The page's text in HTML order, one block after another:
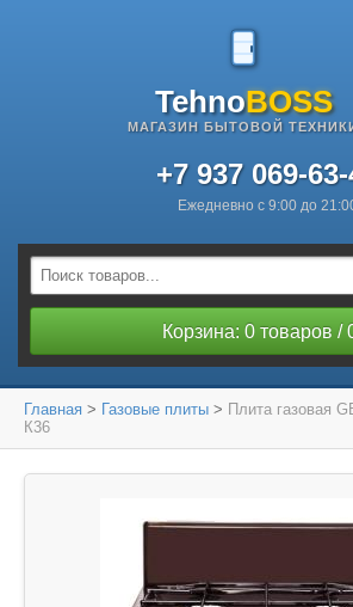
TehnoBOSS
МАГАЗИН БЫТОВОЙ
+7 937 069-
Ежедневно с 9:00 до
Корзина: 0 товаров /
Главная > Газовые плиты > Плита газовая
К36